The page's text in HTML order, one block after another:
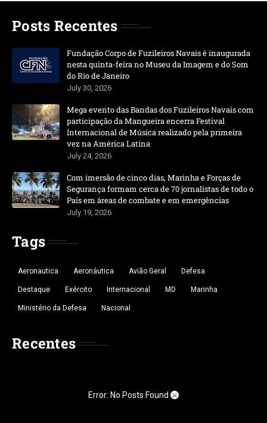
Posts Recentes
Fundação Corpo de Fuzileiros Navais é inaugurada
nesta quinta-feira no Museu da Imagem e do Som
do Rio de Janeiro
July 30, 2026
Mega evento das Bandas dos Fuzileiros Navais com
participação da Mangueira encerra Festival
Internacional de Música realizado pela primeira
vez na América Latina
July 24, 2026
Com imersão de cinco dias, Marinha e Forças de
Segurança formam cerca de 70 jornalistas de todo o
País em áreas de combate e em emergências
July 19, 2026
Tags
Aeronautica Aeronáutica Avião Geral Defesa
Destaque Exército Internacional MD Marinha
Ministério da Defesa Nacional
Recentes
Error: No Posts Found